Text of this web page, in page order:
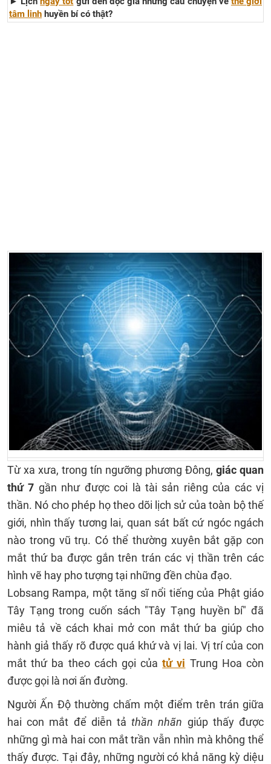
tâm linh huyền bí có thật?
Từ xa xưa, trong tín ngưỡng phương Đông, giác quan
thứ 7 gần như được coi là tài sản riêng của các vị
thần. Nó cho phép họ theo dõi lịch sử của toàn bộ thế
giới, nhìn thấy tương lai, quan sát bất cứ ngóc ngách
nào trong vũ trụ. Có thể thường xuyên bắt gặp con
mắt thứ ba được gắn trên trán các vị thần trên các
hình vẽ hay pho tượng tại những đền chùa đạo.
Lobsang Rampa, một tăng sĩ nổi tiếng của Phật giáo
Tây Tạng trong cuốn sách "Tây Tạng huyền bí" đã
miêu tả về cách khai mở con mắt thứ ba giúp cho
hành giả thấy rõ được quá khứ và vị lai. Vị trí của con
mắt thứ ba theo cách gọi củatử vi Trung Hoa còn
được gọi là nơi ấn đường.
Người Ấn Độ thường chấm một điểm trên trán giữa
hai con mắt để diễn tảthần nhãn giúp thấy được
những gì mà hai con mắt trần vẫn nhìn mà không thể
thấy được. Tại đây, những người có khả năng kỳ diệu